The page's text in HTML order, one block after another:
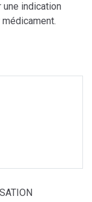
indication